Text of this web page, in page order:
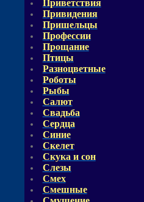
Приветствия
Привидения
Пришельцы
Профессии
Прощание
Птицы
Разноцветные
Роботы
Рыбы
Салют
Свадьба
Сердца
Синие
Скелет
Скука и сон
Слезы
Смех
Смешные